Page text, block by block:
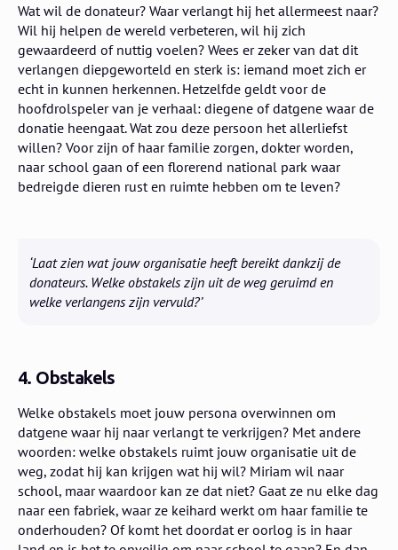
Wat wil de donateur? Waar verlangt hij het allermeest naar?
Wil hij helpen de wereld verbeteren, wil hij zich
gewaardeerd of nuttig voelen? Wees er zeker van dat dit
verlangen diepgeworteld en sterk is: iemand moet zich er
echt in kunnen herkennen. Hetzelfde geldt voor de
hoofdrolspeler van je verhaal: diegene of datgene waar de
donatie heengaat. Wat zou deze persoon het allerliefst
willen? Voor zijn of haar familie zorgen, dokter worden,
naar school gaan of een florerend national park waar
bedreigde dieren rust en ruimte hebben om te leven?
‘Laat zien wat jouw organisatie heeft bereikt dankzij de
donateurs. Welke obstakels zijn uit de weg geruimd en
welke verlangens zijn vervuld?’
4. Obstakels
Welke obstakels moet jouw persona overwinnen om
datgene waar hij naar verlangt te verkrijgen? Met andere
woorden: welke obstakels ruimt jouw organisatie uit de
weg, zodat hij kan krijgen wat hij wil? Miriam wil naar
school, maar waardoor kan ze dat niet? Gaat ze nu elke dag
naar een fabriek, waar ze keihard werkt om haar familie te
onderhouden? Of komt het doordat er oorlog is in haar